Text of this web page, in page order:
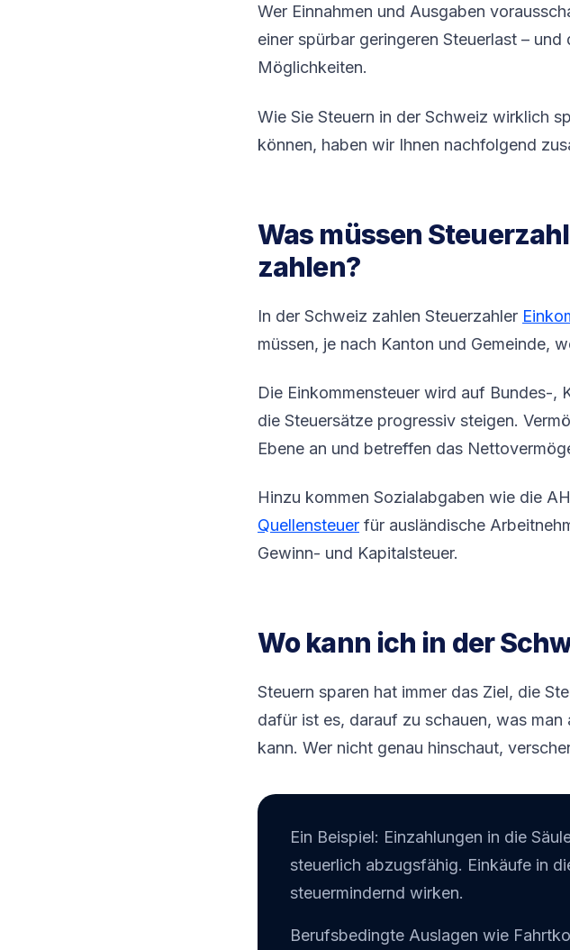
Wer Einnahmen und Ausgaben
einer spürbar geringeren Steuerlast –
Möglichkeiten.
Wie Sie Steuern in der Schweiz wirklich
können, haben wir Ihnen nachfolgend
Was müssen
zahlen?
In der Schweiz zahlen Steuerzahler
müssen, je nach Kanton und Gemeinde,
Die Einkommensteuer wird auf Bundes-,
die Steuersätze progressiv steigen.
Ebene an und betreffen das
Hinzu kommen Sozialabgaben wie die
Quellensteuer für ausländische
Gewinn- und Kapitalsteuer.
Wo kann ich in der
Steuern sparen hat immer das Ziel, die
dafür ist es, darauf zu schauen, was
kann. Wer nicht genau hinschaut,
Ein Beispiel: Einzahlungen in die
steuerlich abzugsfähig. Einkäufe in
steuermindernd wirken.
Berufsbedingte Auslagen wie